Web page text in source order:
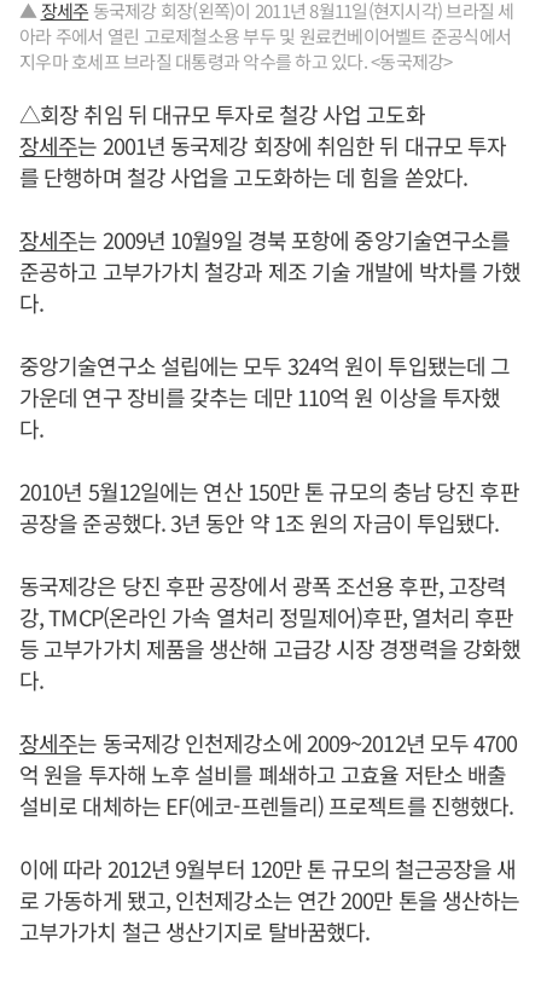
▲ 장세주 동국제강 회장(왼쪽)이 2011년 8월11일(현지시각) 브라질 세
아라 주에서 열린 고로제철소용 부두 및 원료컨베이어벨트 준공식에서
지우마 호세프 브라질 대통령과 악수를 하고 있다. <동국제강>
△회장 취임 뒤 대규모 투자로 철강 사업 고도화
장세주는 2001년 동국제강 회장에 취임한 뒤 대규모 투자
를 단행하며 철강 사업을 고도화하는 데 힘을 쏟았다.
장세주는 2009년 10월9일 경북 포항에 중앙기술연구소를
준공하고 고부가가치 철강과 제조 기술 개발에 박차를 가했
다.
중앙기술연구소 설립에는 모두 324억 원이 투입됐는데 그
가운데 연구 장비를 갖추는 데만 110억 원 이상을 투자했
다.
2010년 5월12일에는 연산 150만 톤 규모의 충남 당진 후판
공장을 준공했다. 3년 동안 약 1조 원의 자금이 투입됐다.
동국제강은 당진 후판 공장에서 광폭 조선용 후판, 고장력
강, TMCP(온라인 가속 열처리 정밀제어)후판, 열처리 후판
등 고부가가치 제품을 생산해 고급강 시장 경쟁력을 강화했
다.
장세주는 동국제강 인천제강소에 2009~2012년 모두 4700
억 원을 투자해 노후 설비를 폐쇄하고 고효율 저탄소 배출
설비로 대체하는 EF(에코-프렌들리) 프로젝트를 진행했다.
이에 따라 2012년 9월부터 120만 톤 규모의 철근공장을 새
로 가동하게 됐고, 인천제강소는 연간 200만 톤을 생산하는
고부가가치 철근 생산기지로 탈바꿈했다.